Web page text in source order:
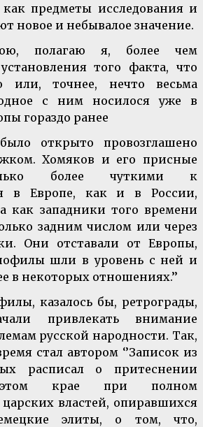
предметы исследования и
новое и небывалое значение.
полагаю я, более чем
того факта, что
или, точнее, нечто весьма
с ним носилося уже в
гораздо ранее
открыто провозглашено
Хомяков и его присные
более чуткими к
в Европе, как и в России,
как западники того времени
задним числом или через
Они отставали от Европы,
шли в уровень с ней и
в некоторых отношениях.’’
казалось бы, ретрограды,
привлекать внимание
русской народности. Так,
стал автором ‘’Записок из
расписал о притеснении
крае при полном
царских властей, опиравшихся
элиты, о том, что,